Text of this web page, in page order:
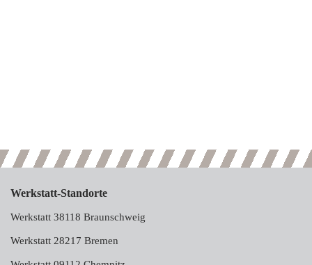
Werkstatt-Standorte
Werkstatt 38118 Braunschweig
Werkstatt 28217 Bremen